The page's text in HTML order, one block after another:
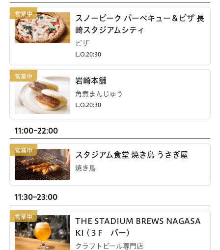
スノーピーク バーベキュー＆ピザ 長
崎スタジアムシティ
ピザ
L.O.20:30
岩崎本舗
角煮まんじゅう
L.O.20:30
11:00-22:00
スタジアム食堂 焼き鳥 うさぎ屋
焼き鳥
11:30-23:00
THE STADIUM BREWS NAGASA
KI (３F バー)
クラフトビール専門店